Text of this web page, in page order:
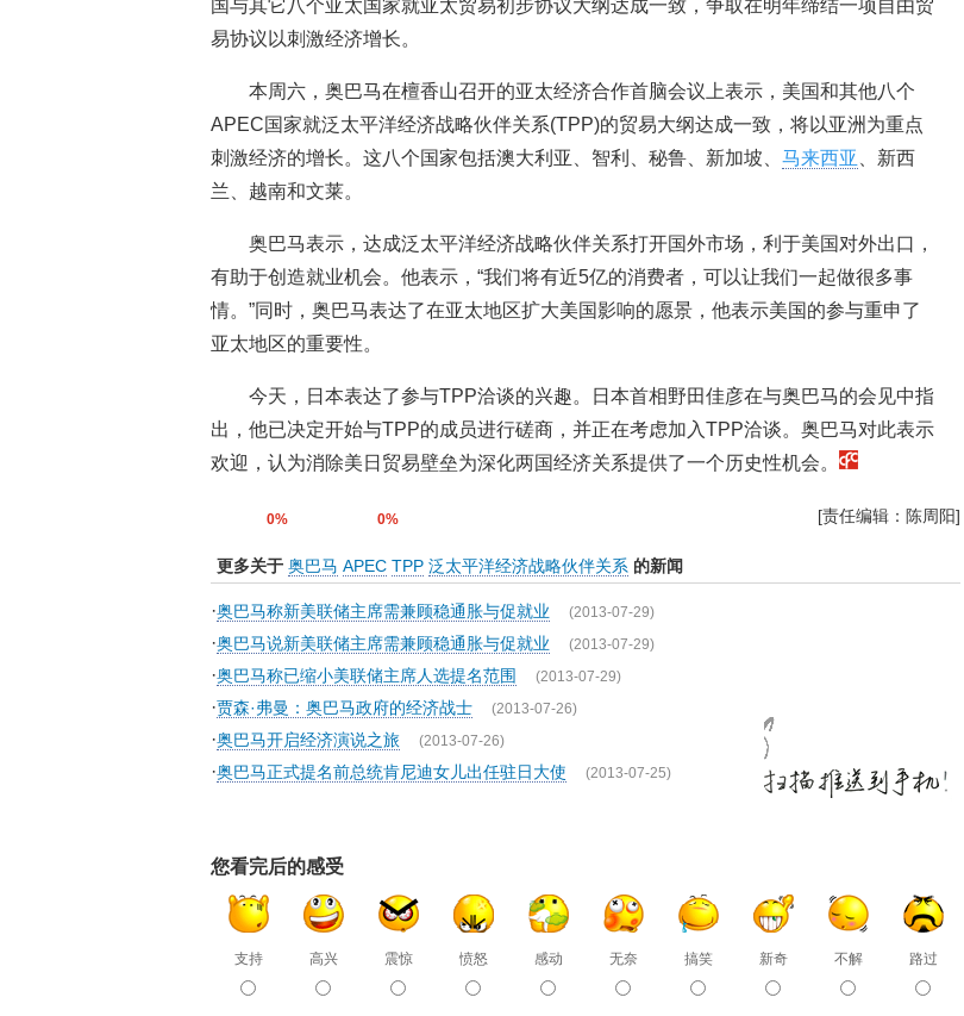
国与其它八个亚太国家就亚太贸易初步协议大纲达成一致，争取在明年缔结一项自由贸
易协议以刺激经济增长。
本周六，奥巴马在檀香山召开的亚太经济合作首脑会议上表示，美国和其他八个
APEC国家就泛太平洋经济战略伙伴关系(TPP)的贸易大纲达成一致，将以亚洲为重点
刺激经济的增长。这八个国家包括澳大利亚、智利、秘鲁、新加坡、 马来西亚
、新西
兰、越南和文莱。
奥巴马表示，达成泛太平洋经济战略伙伴关系打开国外市场，利于美国对外出口，
有助于创造就业机会。他表示，“我们将有近5亿的消费者，可以让我们一起做很多事
情。”同时，奥巴马表达了在亚太地区扩大美国影响的愿景，他表示美国的参与重申了
亚太地区的重要性。
今天，日本表达了参与TPP洽谈的兴趣。日本首相野田佳彦在与奥巴马的会见中指
出，他已决定开始与TPP的成员进行磋商，并正在考虑加入TPP洽谈。奥巴马对此表示
欢迎，认为消除美日贸易壁垒为深化两国经济关系提供了一个历史性机会。
0% 0% [责任编辑：陈周阳]
更多关于 奥巴马 APEC TPP 泛太平洋经济战略伙伴关系 的新闻
·奥巴马称新美联储主席需兼顾稳通胀与促就业 (2013-07-29)
·奥巴马说新美联储主席需兼顾稳通胀与促就业 (2013-07-29)
·奥巴马称已缩小美联储主席人选提名范围 (2013-07-29)
·贾森·弗曼：奥巴马政府的经济战士 (2013-07-26)
·奥巴马开启经济演说之旅 (2013-07-26)
·奥巴马正式提名前总统肯尼迪女儿出任驻日大使 (2013-07-25)
您看完后的感受
支持 高兴 震惊 愤怒 感动 无奈 搞笑 新奇 不解 路过